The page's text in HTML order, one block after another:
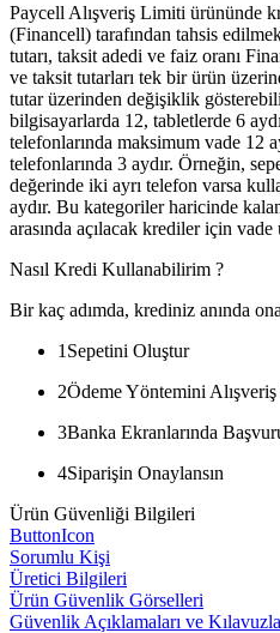
Paycell Alışveriş Limiti ürününde
(Financell) tarafından tahsis
tutarı, taksit adedi ve faiz oranı
ve taksit tutarları tek bir ürün
tutar üzerinden değişiklik
bilgisayarlarda 12, tabletlerde 6
telefonlarında maksimum vade 12
telefonlarında 3 aydır. Örneğin,
değerinde iki ayrı telefon varsa
aydır. Bu kategoriler haricinde
arasında açılacak krediler için vade
Nasıl Kredi Kullanabilirim ?
Bir kaç adımda, krediniz anında
1 Sepetini Oluştur
2Ödeme Yöntemini
3Banka Ekranlarında
4Siparişin Onaylansın
Ürün Güvenliği Bilgileri
ButtonIcon
Sorumlu Kişi
Üretici Bilgileri
Ürün Güvenlik Görselleri
Güvenlik Açıklamaları ve